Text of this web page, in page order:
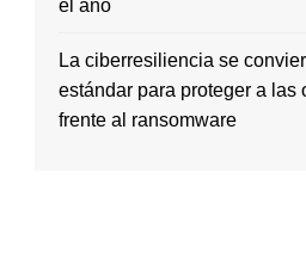
el año
La ciberresiliencia se
estándar para proteger a las
frente al ransomware